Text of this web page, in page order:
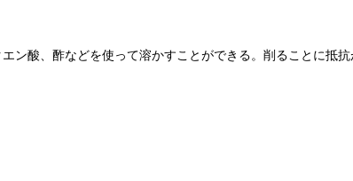
ン酸、酢などを使って溶かすことができる。削ることに抵